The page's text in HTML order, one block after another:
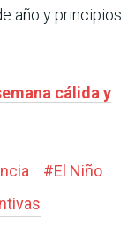
año y principios
cálida y
#El Niño